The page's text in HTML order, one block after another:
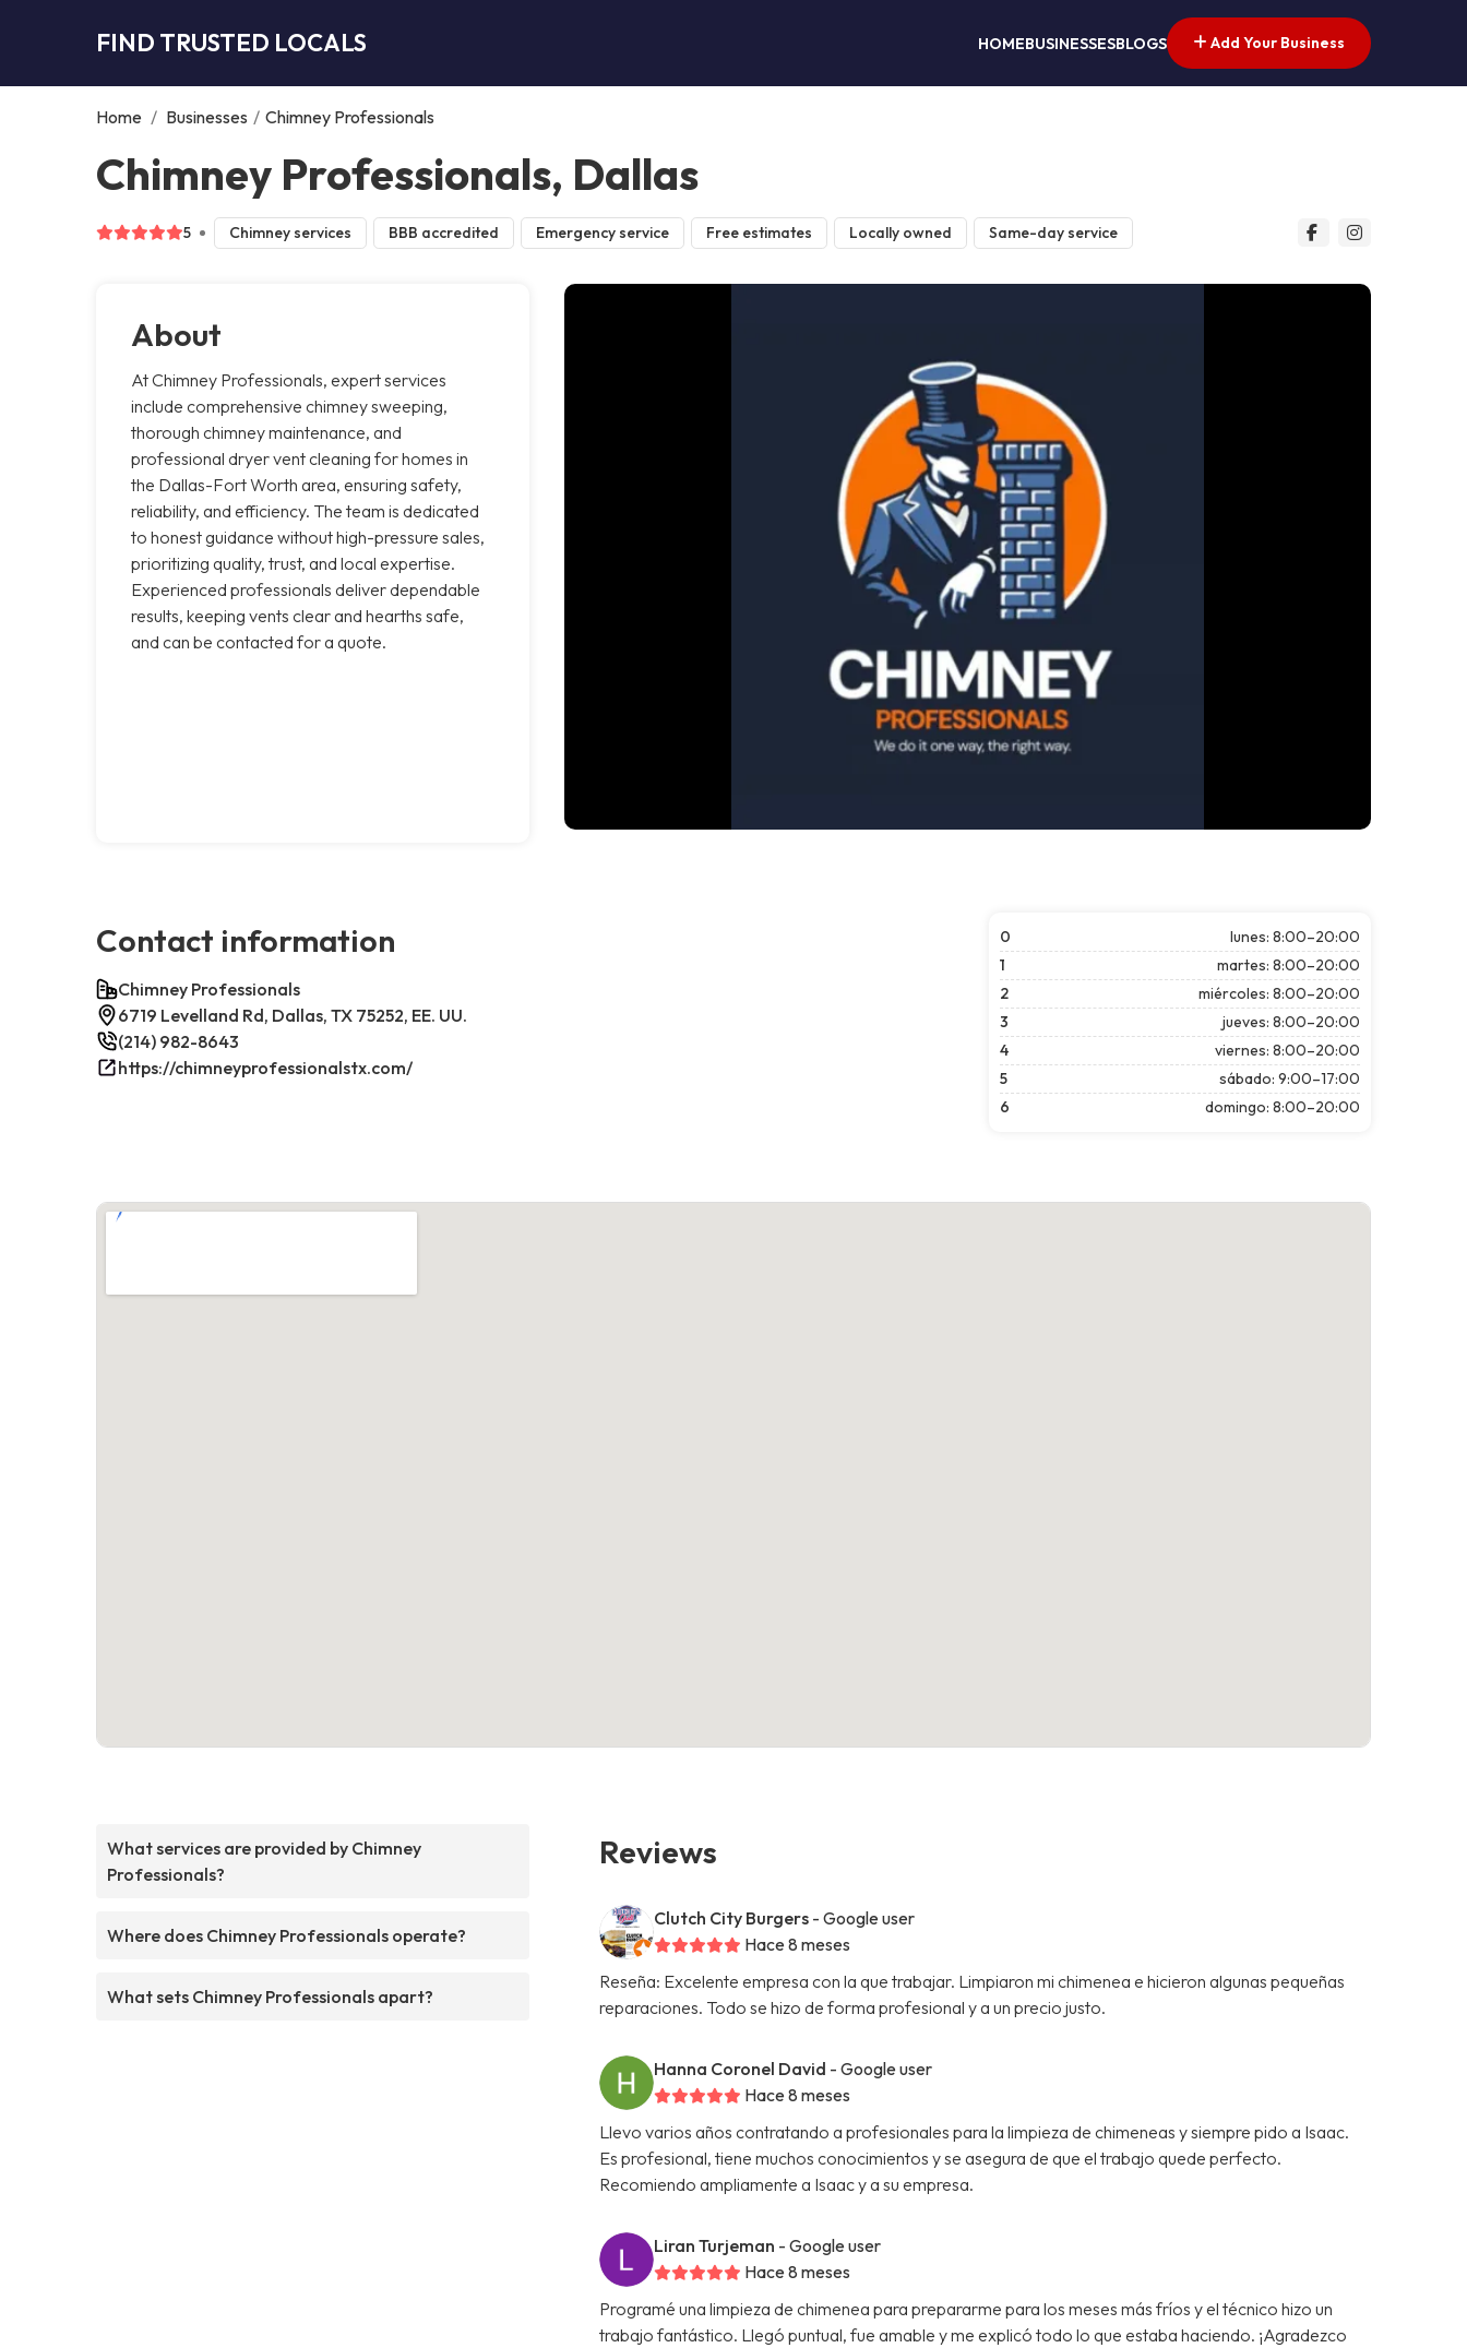
FIND TRUSTED LOCALS HOMEBUSINESSESBLOGS Add Your Business
Home / Businesses / Chimney Professionals
Chimney Professionals, Dallas
5 Chimney services BBB accredited Emergency service Free estimates Locally owned Same-day service
About
At Chimney Professionals, expert services
include comprehensive chimney sweeping,
thorough chimney maintenance, and
professional dryer vent cleaning for homes in
the Dallas-Fort Worth area, ensuring safety,
reliability, and efficiency. The team is dedicated
to honest guidance without high-pressure sales,
prioritizing quality, trust, and local expertise.
Experienced professionals deliver dependable
results, keeping vents clear and hearths safe,
and can be contacted for a quote.
Contact information
Chimney Professionals
6719 Levelland Rd, Dallas, TX 75252, EE. UU.
(214) 982-8643
https://chimneyprofessionalstx.com/
0
lunes: 8:00–20:00
1
martes: 8:00–20:00
2
miércoles: 8:00–20:00
3
jueves: 8:00–20:00
4
viernes: 8:00–20:00
5
sábado: 9:00–17:00
6
domingo: 8:00–20:00
What services are provided by Chimney
Professionals?
Where does Chimney Professionals operate?
What sets Chimney Professionals apart?
Reviews
Clutch City Burgers - Google user
Hace 8 meses
Reseña: Excelente empresa con la que trabajar. Limpiaron mi chimenea e hicieron algunas pequeñas
reparaciones. Todo se hizo de forma profesional y a un precio justo.
Hanna Coronel David - Google user
Hace 8 meses
Llevo varios años contratando a profesionales para la limpieza de chimeneas y siempre pido a Isaac.
Es profesional, tiene muchos conocimientos y se asegura de que el trabajo quede perfecto.
Recomiendo ampliamente a Isaac y a su empresa.
Liran Turjeman - Google user
Hace 8 meses
Programé una limpieza de chimenea para prepararme para los meses más fríos y el técnico hizo un
trabajo fantástico. Llegó puntual, fue amable y me explicó todo lo que estaba haciendo. ¡Agradezco